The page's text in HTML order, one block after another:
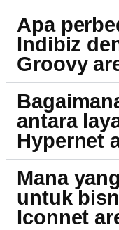
Apa
Indibiz
Groovy
antara
Hypernet
Mana
untuk
Iconnet